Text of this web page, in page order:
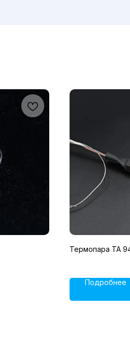
Термопара TA
Подробнее